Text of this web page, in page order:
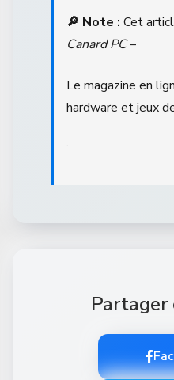
🔎 Note : Cet
Canard PC–
Le magazine en
hardware et jeux
.
Partager